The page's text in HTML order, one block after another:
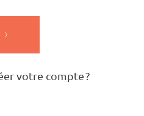
votre compte ?